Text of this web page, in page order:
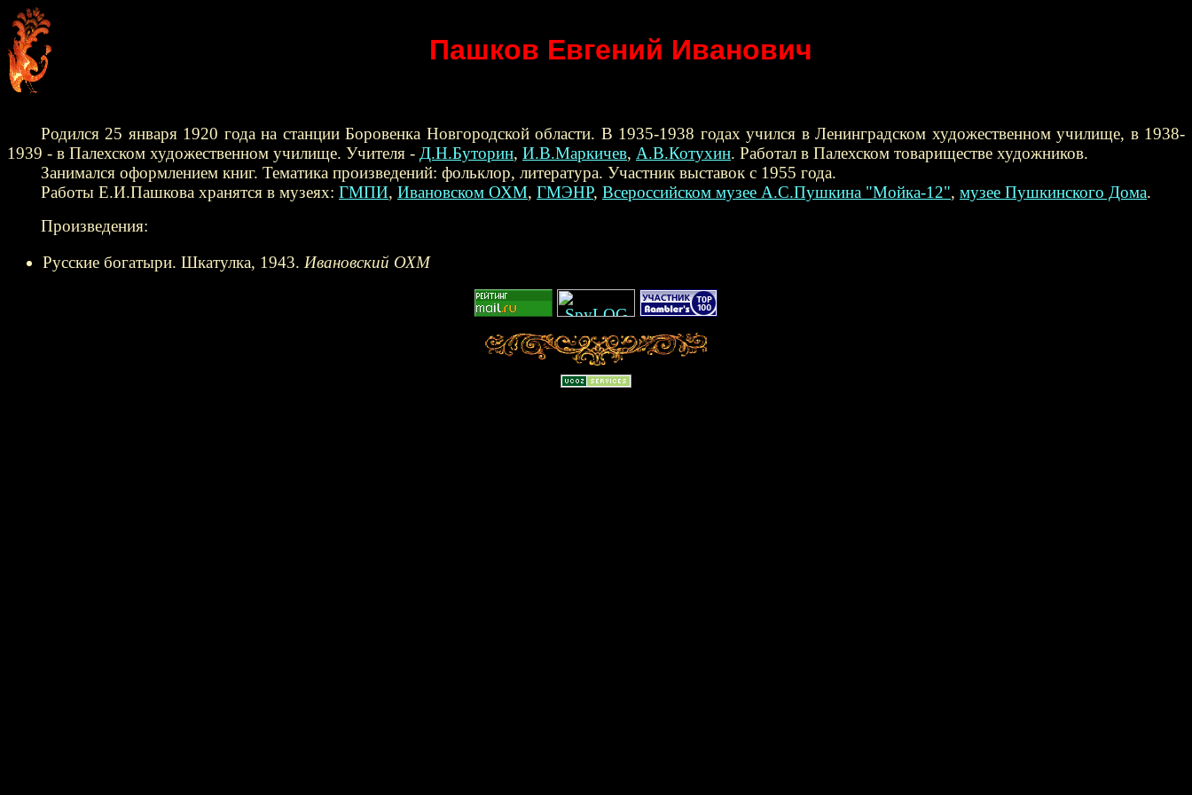
Пашков Евгений Иванович
Родился 25 января 1920 года на станции Боровенка Новгородской области. В 1935-1938 годах учился в Ленинградском художественном училище, в 1938-
1939 - в Палехском художественном училище. Учителя - Д.Н.Буторин, И.В.Маркичев, А.В.Котухин. Работал в Палехском товариществе художников.
Занимался оформлением книг. Тематика произведений: фольклор, литература. Участник выставок с 1955 года.
Работы Е.И.Пашкова хранятся в музеях: ГМПИ, Ивановском ОХМ, ГМЭНР, Всероссийском музее А.С.Пушкина "Мойка-12", музее Пушкинского Дома.
Произведения:
Русские богатыри. Шкатулка, 1943. Ивановский ОХМ